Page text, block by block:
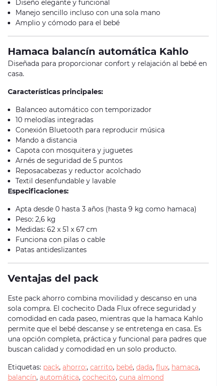
Diseño elegante y funcional
Manejo sencillo incluso con una sola mano
Amplio y cómodo para el bebé
Hamaca balancín automática Kahlo
Diseñada para proporcionar confort y relajación al bebé en
casa.
Características principales:
Balanceo automático con temporizador
10 melodías integradas
Conexión Bluetooth para reproducir música
Mando a distancia
Capota con mosquitera y juguetes
Arnés de seguridad de 5 puntos
Reposacabezas y reductor acolchado
Textil desenfundable y lavable
Especificaciones:
Apta desde 0 hasta 3 años (hasta 9 kg como hamaca)
Peso: 2,6 kg
Medidas: 62 x 51 x 67 cm
Funciona con pilas o cable
Patas antideslizantes
Ventajas del pack
Este pack ahorro combina movilidad y descanso en una
sola compra. El cochecito Dada Flux ofrece seguridad y
comodidad en cada paseo, mientras que la hamaca Kahlo
permite que el bebé descanse y se entretenga en casa. Es
una opción completa, práctica y funcional para padres que
buscan calidad y comodidad en un solo producto.
Etiquetas: pack, ahorro:, carrito, bebé, dada, flux, hamaca,
balancín, automática, cochecito, cuna almond